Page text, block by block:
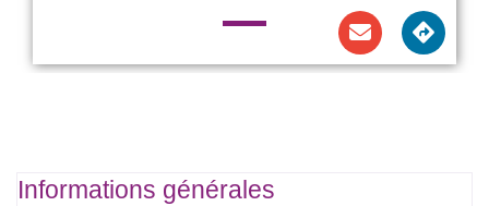
Informations générales